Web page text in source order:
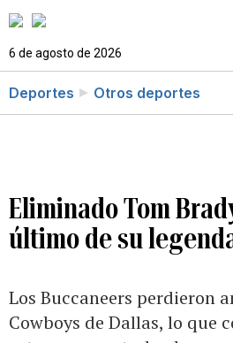
6 de agosto de 2026
Deportes Otros deportes
Eliminado Tom
último de su
Los Buccaneers perdieron
Cowboys de Dallas, lo que